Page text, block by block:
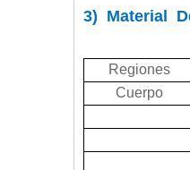
3) Material
Regiones
Cuerpo